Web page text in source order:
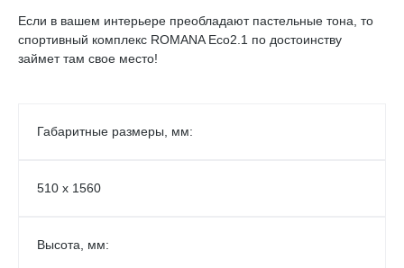
Если в вашем интерьере преобладают пастельные тона, то
спортивный комплекс ROMANA Eco2.1 по достоинству
займет там свое место!
Габаритные размеры, мм:
510 х 1560
Высота, мм: